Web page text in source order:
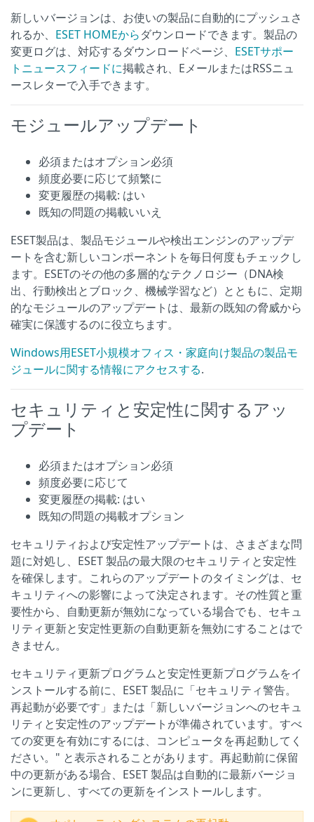
新しいバージョンは、お使いの製品に自動的にプッシュさ
れるか、 ESET HOMEからダウンロードできます。製品の
変更ログは、対応するダウンロードページ、 ESETサポー
トニュースフィードに掲載され、EメールまたはRSSニュ
ースレターで入手できます。
モジュールアップデート
必須またはオプション必須
頻度必要に応じて頻繁に
変更履歴の掲載: はい
既知の問題の掲載いいえ
ESET製品は、製品モジュールや検出エンジンのアップデ
ートを含む新しいコンポーネントを毎日何度もチェックし
ます。ESETのその他の多層的なテクノロジー（DNA検
出、行動検出とブロック、機械学習など）とともに、定期
的なモジュールのアップデートは、最新の既知の脅威から
確実に保護するのに役立ちます。
Windows用ESET小規模オフィス・家庭向け製品の製品モ
ジュールに関する情報にアクセスする.
セキュリティと安定性に関するアッ
プデート
必須またはオプション必須
頻度必要に応じて
変更履歴の掲載: はい
既知の問題の掲載オプション
セキュリティおよび安定性アップデートは、さまざまな問
題に対処し、ESET 製品の最大限のセキュリティと安定性
を確保します。これらのアップデートのタイミングは、セ
キュリティへの影響によって決定されます。その性質と重
要性から、自動更新が無効になっている場合でも、セキュ
リティ更新と安定性更新の自動更新を無効にすることはで
きません。
セキュリティ更新プログラムと安定性更新プログラムをイ
ンストールする前に、ESET 製品に「セキュリティ警告。
再起動が必要です」または「新しいバージョンへのセキュ
リティと安定性のアップデートが準備されています。すべ
ての変更を有効にするには、コンピュータを再起動してく
ださい。" と表示されることがあります。再起動前に保留
中の更新がある場合、ESET 製品は自動的に最新バージョ
ンに更新し、すべての更新をインストールします。